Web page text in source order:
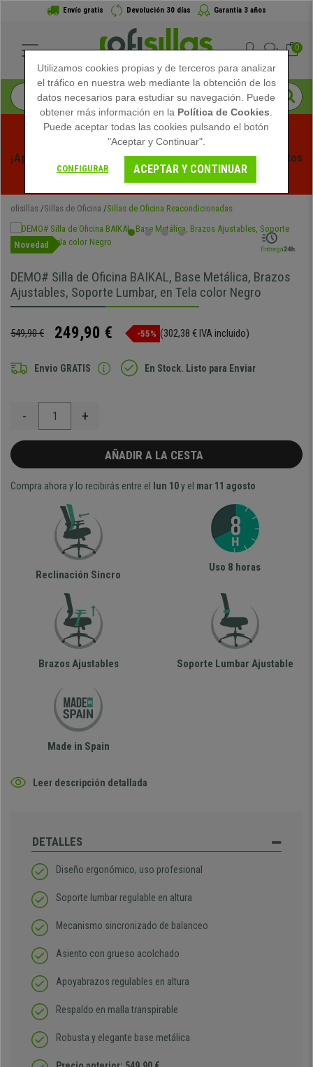
Envío gratis Devolución 30 días Garantía 3 años
0
¡Aprovecha las Rebajas de Verano en Ofisillas! Descuentos
Exclusivos por Tiempo Limitado - Ver Promo
ofisillas Sillas de Oficina Sillas de Oficina Reacondicionadas
Novedad
DEMO# Silla de Oficina BAIKAL, Base Metálica, Brazos
Ajustables, Soporte Lumbar, en Tela color Negro
549,90 € 249,90 € -55% (302,38 € IVA incluido)
Envio GRATIS En Stock. Listo para Enviar
- +
AÑADIR A LA CESTA
Compra ahora y lo recibirás entre el lun 10y el mar 11 agosto
Reclinación Sincro
Uso 8 horas
Brazos Ajustables Soporte Lumbar Ajustable
Made in Spain
Leer descripción detallada
DETALLES
Diseño ergonómico, uso profesional
Soporte lumbar regulable en altura
Mecanismo sincronizado de balanceo
Asiento con grueso acolchado
Apoyabrazos regulables en altura
Respaldo en malla transpirable
Robusta y elegante base metálica
Utilizamos cookies propias y de terceros para analizar
el tráfico en nuestra web mediante la obtención de los
datos necesarios para estudiar su navegación. Puede
obtener más información en la Política de Cookies
Puede aceptar todas las cookies pulsando el botón
"Aceptar y Continuar".
CONFIGURAR ACEPTAR Y CONTINUAR